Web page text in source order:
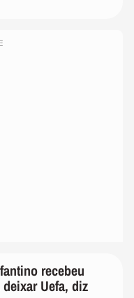
recebeu
Uefa, diz